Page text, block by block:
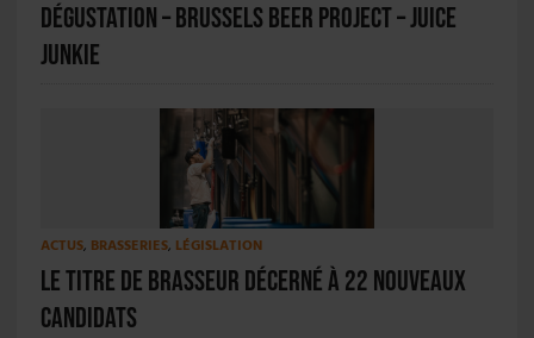
Dégustation – Brussels Beer Project – Juice
Junkie
ACTUS, BRASSERIES, LÉGISLATION
Le titre de brasseur décerné à 22 nouveaux
candidats